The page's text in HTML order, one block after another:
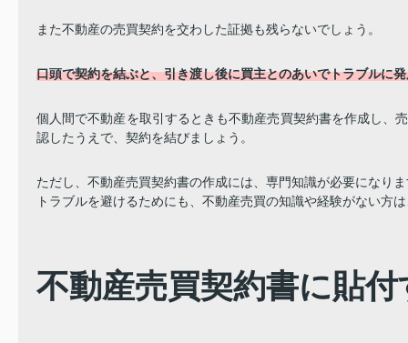
また不動産の売買契約を交わした証拠も残らないでしょう。
口頭で契約を結ぶと、引き渡し後に買主とのあいでトラブルに
個人間で不動産を取引するときも不動産売買契約書を作成し、
認したうえで、契約を結びましょう。
ただし、不動産売買契約書の作成には、専門知識が必要になり
トラブルを避けるためにも、不動産売買の知識や経験がない方
不動産売買契約書に貼